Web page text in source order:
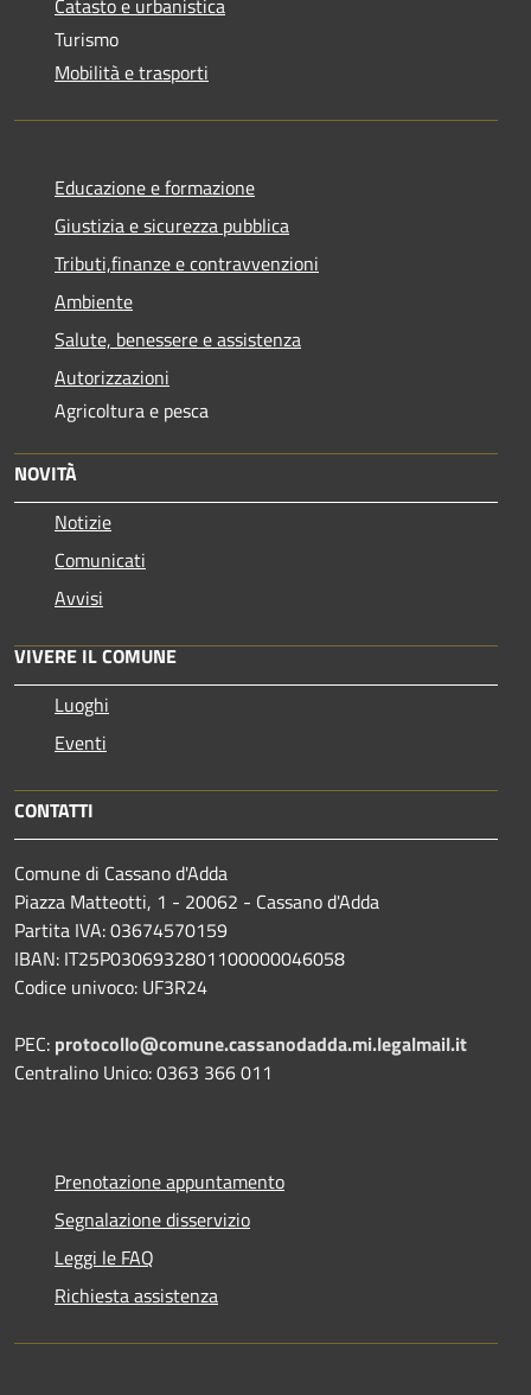
Catasto e urbanistica
Turismo
Mobilità e trasporti
Educazione e formazione
Giustizia e sicurezza pubblica
Tributi,finanze e contravvenzioni
Ambiente
Salute, benessere e assistenza
Autorizzazioni
Agricoltura e pesca
NOVITÀ
Notizie
Comunicati
Avvisi
VIVERE IL COMUNE
Luoghi
Eventi
CONTATTI
Comune di Cassano d'Adda
Piazza Matteotti, 1 - 20062 - Cassano d'Adda
Partita IVA: 03674570159
IBAN: IT25P0306932801100000046058
Codice univoco: UF3R24
PEC: protocollo@comune.cassanodadda.mi.legalmail.it
Centralino Unico: 0363 366 011
Prenotazione appuntamento
Segnalazione disservizio
Leggi le FAQ
Richiesta assistenza